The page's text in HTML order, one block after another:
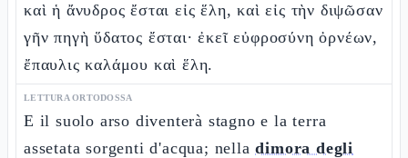
καὶ ἡ ἄνυδρος ἔσται εἰς ἕλη, καὶ εἰς τὴν διψῶσαν
γῆν πηγὴ ὕδατος ἔσται· ἐκεῖ εὐφροσύνη ὀρνέων,
ἔπαυλις καλάμου καὶ ἕλη.
LETTURA ORTODOSSA
E il suolo arso diventerà stagno e la terra
assetata sorgenti d'acqua; nelladimora degli